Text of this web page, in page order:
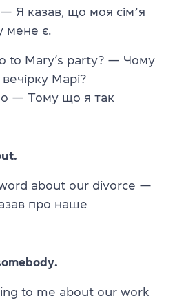
Я казав, що моя сімʼя
мене є.
to Mary’s party? — Чому
Марі?
— Тому що я так
word about our divorce —
про наше
to me about our work